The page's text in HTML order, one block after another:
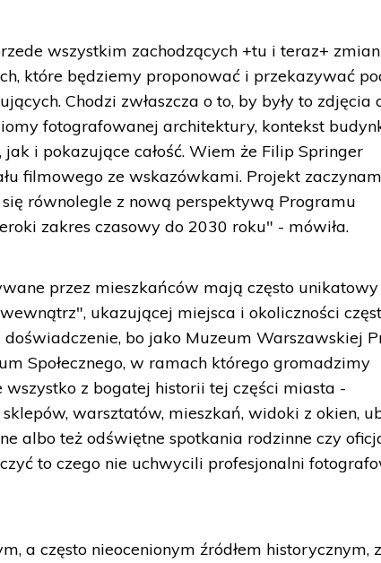
wszystkim zachodzących +tu i teraz+ zmian
które będziemy proponować i przekazywać
Chodzi zwłaszcza o to, by były to zdjęcia
fotografowanej architektury, kontekst
i pokazujące całość. Wiem że Filip Springer
filmowego ze wskazówkami. Projekt
równolegle z nową perspektywą Programu
zakres czasowy do 2030 roku" - mówiła.
przez mieszkańców mają często unikatowy
ukazującej miejsca i okoliczności
bo jako Muzeum Warszawskiej
Społecznego, w ramach którego gromadzimy
wszystko z bogatej historii tej części miasta -
warsztatów, mieszkań, widoki z okien,
albo też odświętne spotkania rodzinne czy
to czego nie uchwycili profesjonalni
a często nieocenionym źródłem historycznym, z